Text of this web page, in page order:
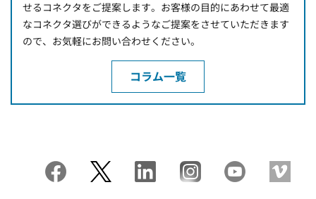
せるコネクタをご提案します。お客様の目的にあわせて最適
なコネクタ選びができるようなご提案をさせていただきます
ので、お気軽にお問い合わせください。
コラム一覧